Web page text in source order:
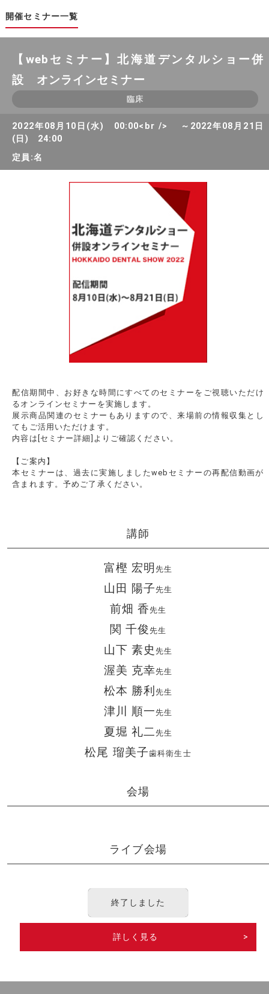
開催セミナー一覧
【webセミナー】北海道デンタルショー併
設 オンラインセミナー
臨床
2022年08月10日(水) 00:00<br /> ～2022年08月21日
(日) 24:00
定員:名
配信期間中、お好きな時間にすべてのセミナーをご視聴いただけ
るオンラインセミナーを実施します。
展示商品関連のセミナーもありますので、来場前の情報収集とし
てもご活用いただけます。
内容は[セミナー詳細]よりご確認ください。
【ご案内】
本セミナーは、過去に実施しましたwebセミナーの再配信動画が
含まれます。予めご了承ください。
講師
富樫 宏明先生
山田 陽子先生
前畑 香先生
関 千俊先生
山下 素史先生
渥美 克幸先生
松本 勝利先生
津川 順一先生
夏堀 礼二先生
松尾 瑠美子歯科衛生士
会場
ライブ会場
終了しました
詳しく見る >